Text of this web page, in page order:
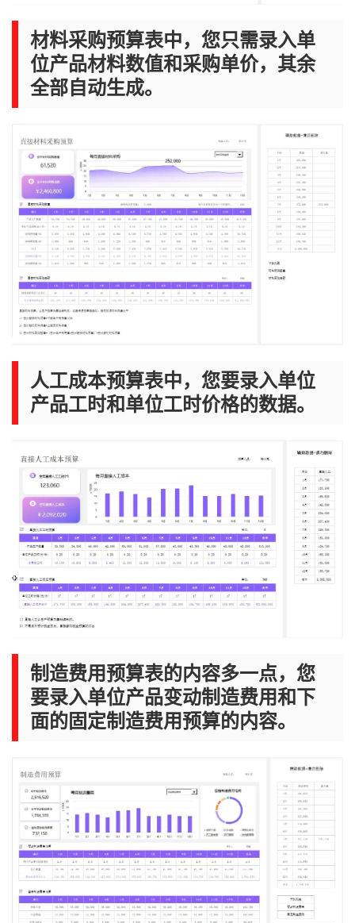
材料采购预算表中，您只需录入单
位产品材料数值和采购单价，其余
全部自动生成。
人工成本预算表中，您要录入单位
产品工时和单位工时价格的数据。
制造费用预算表的内容多一点，您
要录入单位产品变动制造费用和下
面的固定制造费用预算的内容。